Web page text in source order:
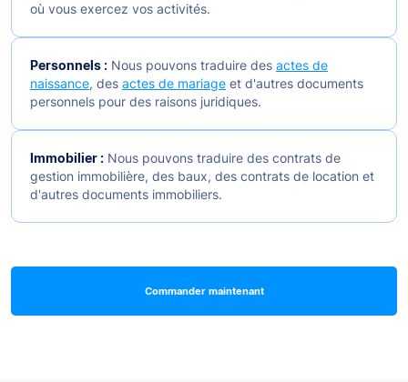
où vous exercez vos activités.
Personnels : Nous pouvons traduire des actes de
naissance, des actes de mariage et d'autres documents
personnels pour des raisons juridiques.
Immobilier : Nous pouvons traduire des contrats de
gestion immobilière, des baux, des contrats de location et
d'autres documents immobiliers.
Commander maintenant